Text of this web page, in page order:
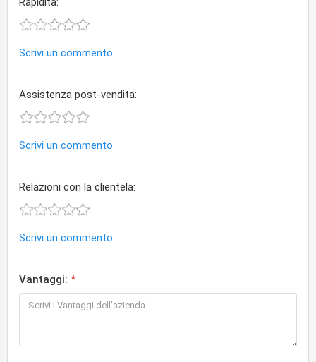
Scrivi un commento
Assistenza post-vendita:
Scrivi un commento
Relazioni con la clientela:
Scrivi un commento
Vantaggi: